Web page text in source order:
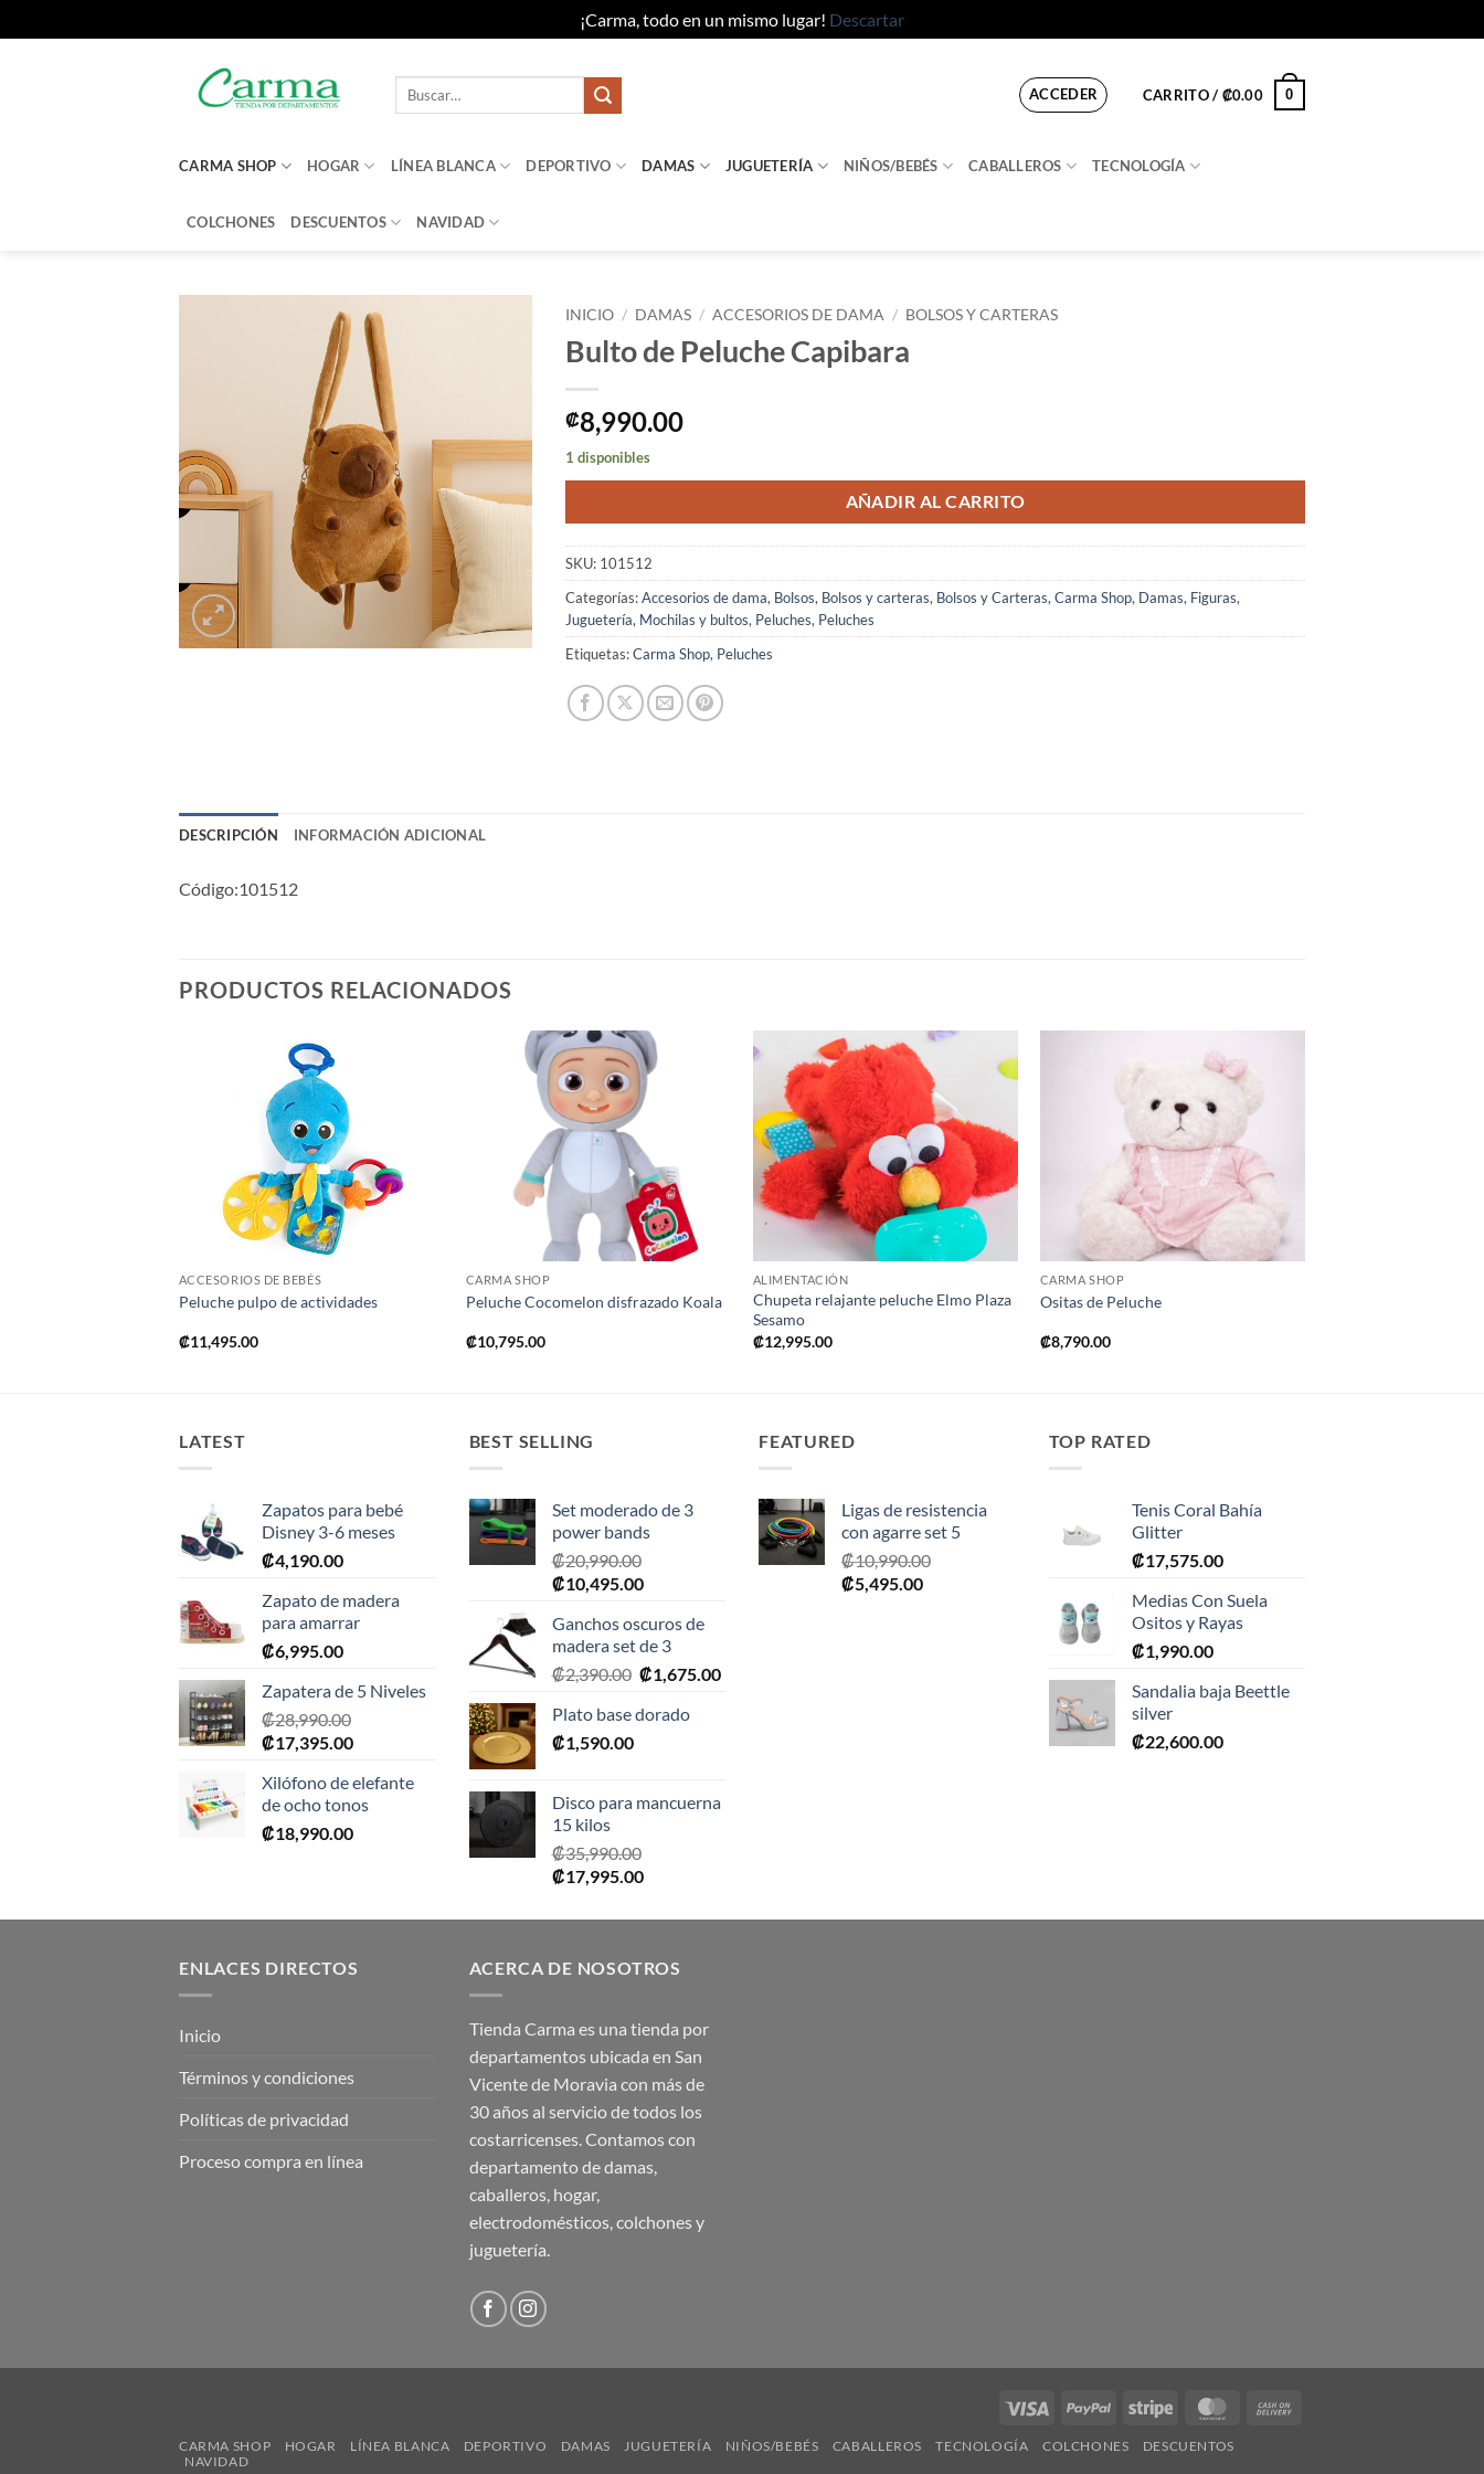
¡Carma, todo en un mismo lugar! Descartar
Buscar
ACCEDER CARRITO / ₡0.00 0
CARMA SHOP HOGAR LÍNEA BLANCA DEPORTIVO DAMAS JUGUETERÍA NIÑOS/BEBÉS CABALLEROS TECNOLOGÍA
COLCHONES DESCUENTOS NAVIDAD
INICIO / DAMAS / ACCESORIOS DE DAMA / BOLSOS Y CARTERAS
Bulto de Peluche Capibara
₡8,990.00
1 disponibles
AÑADIR AL CARRITO
SKU: 101512
Categorías:Accesorios de dama, Bolsos, Bolsos y carteras, Bolsos y Carteras,Carma Shop, Damas, Figuras,
Juguetería, Mochilas y bultos, Peluches, Peluches
Etiquetas:Carma Shop, Peluches
DESCRIPCIÓN INFORMACIÓN ADICIONAL
Código:101512
PRODUCTOS RELACIONADOS
ACCESORIOS DE BEBÉS
Peluche pulpo de actividades
₡11,495.00
CARMA SHOP
Peluche Cocomelon disfrazado Koala
₡10,795.00
lista de
deseos
ALIMENTACIÓN
Chupeta relajante peluche Elmo Plaza
Sesamo
₡12,995.00
a la
CARMA SHOP
Ositas de Peluche
₡8,790.00
LATEST
Zapatos para bebé
Disney 3-6 meses
₡4,190.00
Zapato de madera
para amarrar
₡6,995.00
Zapatera de 5 Niveles
₡28,990.00
El
original
era:
₡28,990.00.
₡17,395.00El
actual
es:
₡17,395.00.
Xilófono de elefante
de ocho tonos
₡18,990.00
BEST SELLING
Set moderado de 3
power bands
₡20,990.00
El
original
era:
₡20,990.00.
₡10,495.00El
actual
es:
₡10,495.00.
Ganchos oscuros de
madera set de 3
₡2,390.00 El
original
₡1,675.00El
Plato base dorado
₡1,590.00
Disco para mancuerna
15 kilos
₡35,990.00
El
original
₡35,990.00.
₡17,995.00El
actual
₡17,995.00.
FEATURED
Ligas de resistencia
con agarre set 5
₡10,990.00
El
₡5,495.00El
TOP RATED
Tenis Coral Bahía
Glitter
₡17,575.00
Medias Con Suela
Ositos y Rayas
₡1,990.00
Sandalia baja Beettle
silver
₡22,600.00
ENLACES DIRECTOS
Inicio
Términos y condiciones
Políticas de privacidad
Proceso compra en línea
ACERCA DE NOSOTROS
Tienda Carma es una tienda por
departamentos ubicada en San
Vicente de Moravia con más de
30 años al servicio de todos los
costarricenses. Contamos con
departamento de damas,
caballeros, hogar,
electrodomésticos, colchones y
juguetería.
Visa PayPal Stripe MasterCard
CARMA SHOP HOGAR LÍNEA BLANCA DEPORTIVO DAMAS JUGUETERÍA NIÑOS/BEBÉS CABALLEROS TECNOLOGÍA COLCHONES
DESCUENTOS
NAVIDAD